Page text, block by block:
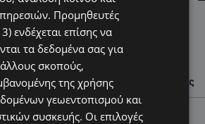
Κλείνουν συμβολικά οδοφράγματα
– Πού και τι ώρα θα γίνουν οι δράσεις
Προμηθευτές
ενδέχεται επίσης να
τα δεδομένα σας για
σκοπούς,
της χρήσης
γεωεντοπισμού και
συσκευής. Οι επιλογές